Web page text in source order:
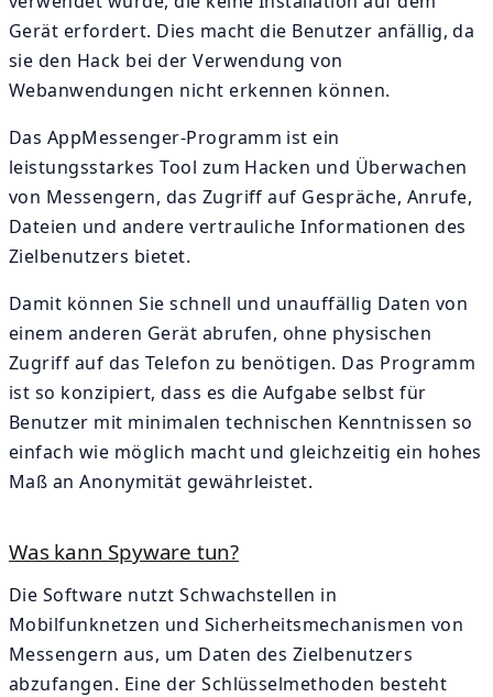
Gerät erfordert. Dies macht die Benutzer anfällig, da
sie den Hack bei der Verwendung von
Webanwendungen nicht erkennen können.
Das AppMessenger-Programm ist ein
leistungsstarkes Tool zum Hacken und Überwachen
von Messengern, das Zugriff auf Gespräche, Anrufe,
Dateien und andere vertrauliche Informationen des
Zielbenutzers bietet.
Damit können Sie schnell und unauffällig Daten von
einem anderen Gerät abrufen, ohne physischen
Zugriff auf das Telefon zu benötigen. Das Programm
ist so konzipiert, dass es die Aufgabe selbst für
Benutzer mit minimalen technischen Kenntnissen so
einfach wie möglich macht und gleichzeitig ein hohes
Maß an Anonymität gewährleistet.
Was kann Spyware tun?
Die Software nutzt Schwachstellen in
Mobilfunknetzen und Sicherheitsmechanismen von
Messengern aus, um Daten des Zielbenutzers
abzufangen. Eine der Schlüsselmethoden besteht